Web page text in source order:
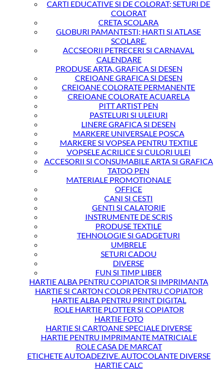
CARTI EDUCATIVE SI DE COLORAT; SETURI DE
COLORAT
CRETA SCOLARA
GLOBURI PAMANTESTI; HARTI SI ATLASE
SCOLARE.
ACCSEORII PETRECERI SI CARNAVAL
CALENDARE
PRODUSE ARTA, GRAFICA SI DESEN
CREIOANE GRAFICA SI DESEN
CREIOANE COLORATE PERMANENTE
CREIOANE COLORATE ACUARELA
PITT ARTIST PEN
PASTELURI SI ULEIURI
LINERE GRAFICA SI DESEN
MARKERE UNIVERSALE POSCA
MARKERE SI VOPSEA PENTRU TEXTILE
VOPSELE ACRILICE SI CULORI ULEI
ACCESORII SI CONSUMABILE ARTA SI GRAFICA
TATOO PEN
MATERIALE PROMOTIONALE
OFFICE
CANI SI CESTI
GENTI SI CALATORIE
INSTRUMENTE DE SCRIS
PRODUSE TEXTILE
TEHNOLOGIE SI GADGETURI
UMBRELE
SETURI CADOU
DIVERSE
FUN SI TIMP LIBER
HARTIE ALBA PENTRU COPIATOR SI IMPRIMANTA
HARTIE SI CARTON COLOR PENTRU COPIATOR
HARTIE ALBA PENTRU PRINT DIGITAL
ROLE HARTIE PLOTTER SI COPIATOR
HARTIE FOTO
HARTIE SI CARTOANE SPECIALE DIVERSE
HARTIE PENTRU IMPRIMANTE MATRICIALE
ROLE CASA DE MARCAT
ETICHETE AUTOADEZIVE. AUTOCOLANTE DIVERSE
HARTIE CALC